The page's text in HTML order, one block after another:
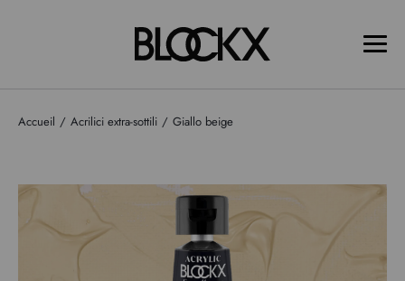
Accueil Acrilici extra-sottili Giallo beige